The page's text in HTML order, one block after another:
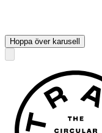
Hoppa över karusell